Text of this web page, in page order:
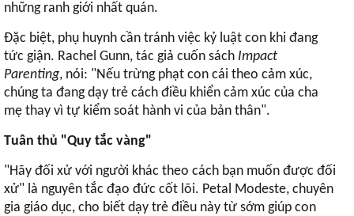
những ranh giới nhất quán.
Đặc biệt, phụ huynh cần tránh việc kỷ luật con khi đang
tức giận. Rachel Gunn, tác giả cuốn sách Impact
Parenting, nói: "Nếu trừng phạt con cái theo cảm xúc,
chúng ta đang dạy trẻ cách điều khiển cảm xúc của cha
mẹ thay vì tự kiểm soát hành vi của bản thân".
Tuân thủ "Quy tắc vàng"
"Hãy đối xử với người khác theo cách bạn muốn được đối
xử" là nguyên tắc đạo đức cốt lõi. Petal Modeste, chuyên
gia giáo dục, cho biết dạy trẻ điều này từ sớm giúp con